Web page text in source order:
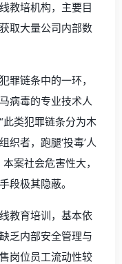
教培机构，主要目
取大量公司内部数
罪链条中的一环，
病毒的专业技术人
此类犯罪链条分为木
织者，跑腿‘投毒’人
案社会危害性大，
段极其隐蔽。
教育培训，基本依
乏内部安全管理与
岗位员工流动性较